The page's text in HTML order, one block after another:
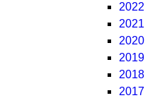
2022
2021
2020
2019
2018
2017